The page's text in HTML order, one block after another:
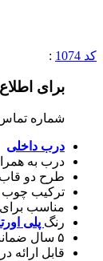
کد 1074 :
برای
شماره
درب داخلی
درب به
طرح دو قاب
ترکیب چوب
مناسب برای
رنگ پلی
۵ سال ضمانت رنگ
قابل ارائه